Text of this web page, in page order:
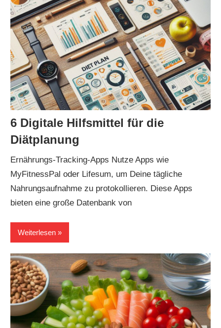
6 Digitale Hilfsmittel für die
Diätplanung
Ernährungs-Tracking-Apps Nutze Apps wie
MyFitnessPal oder Lifesum, um Deine tägliche
Nahrungsaufnahme zu protokollieren. Diese Apps
bieten eine große Datenbank von
Weiterlesen